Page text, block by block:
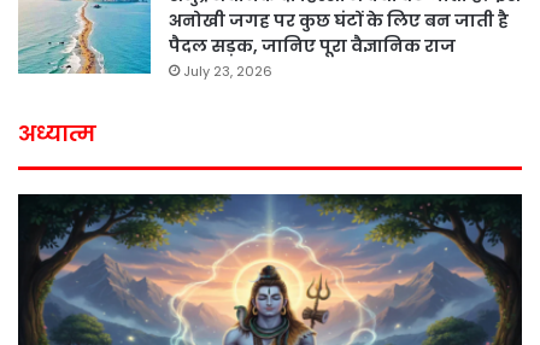
अनोखी जगह पर कुछ घंटों के लिए बन जाती है
पैदल सड़क, जानिए पूरा वैज्ञानिक राज
July 23, 2026
अध्यात्म